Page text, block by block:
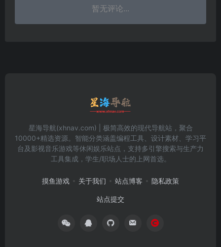
暂无评论...
星海导航(xhnav.com) | 极简高效的现代导航站，聚合
10000+精选资源。智能分类涵盖编程工具、设计素材、学习平
台及影视音乐游戏等休闲娱乐站点，支持多引擎搜索与生产力
工具集成，学生/职场人士的上网首选。
摸鱼游戏 关于我们 站点博客 隐私政策
站点提交